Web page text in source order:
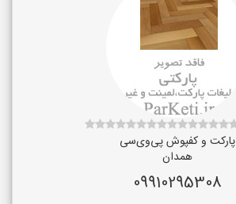
پارکت و کفپوش پی‌وی‌سی
همدان
09910295308